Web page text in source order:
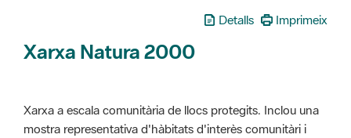
Detalls Imprimeix
Xarxa Natura 2000
Xarxa a escala comunitària de llocs protegits. Inclou una
mostra representativa d'hàbitats d'interès comunitàri i